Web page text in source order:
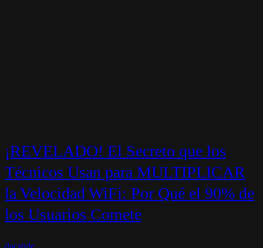
¡REVELADO! El Secreto que los
Técnicos Usan para MULTIPLICAR
la Velocidad WiFi: Por Qué el 90% de
los Usuarios Comete
dacstyle